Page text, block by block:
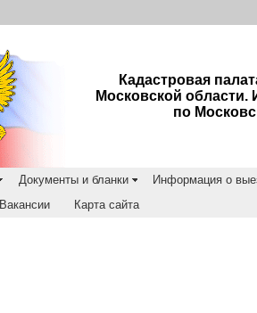
Кадастровая
Московской
по
Документы и бланки
Информация о
Вакансии Карта сайта